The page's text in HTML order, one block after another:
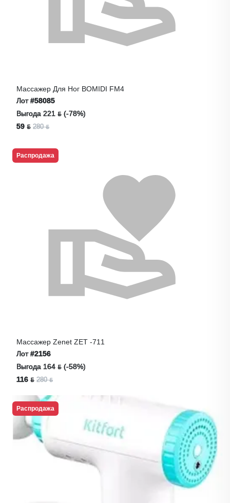
Массажер Для Ног BOMIDI FM4
Лот#58085
Выгода 221 ƃ (-78%)
59 ƃ 280 ƃ
Распродажа
Массажер Zenet ZET -711
Лот#2156
Выгода 164 ƃ (-58%)
116 ƃ 280 ƃ
Распродажа